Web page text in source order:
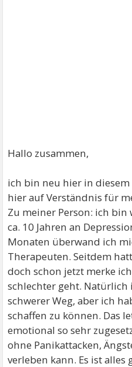
Hallo zusammen,
ich bin neu hier in
hier auf Verständnis für
Zu meiner Person: ich
ca. 10 Jahren an
Monaten überwand ich
Therapeuten. Seitdem
doch schon jetzt merke
schlechter geht.
schwerer Weg, aber ich
schaffen zu können. Das
emotional so sehr
ohne Panikattacken,
verleben kann. Es ist